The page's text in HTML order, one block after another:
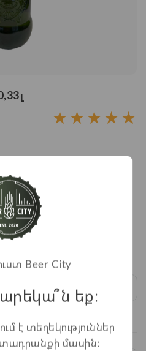
★
★
★
★
★
գարեջուր
x
Beer City
եք։
է տեղեկություններ
մասին: